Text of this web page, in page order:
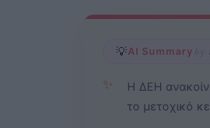
💡AI Summary by
✨
Η ΔΕΗ
το μετοχικό